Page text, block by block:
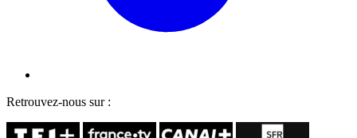
Retrouvez-nous sur :